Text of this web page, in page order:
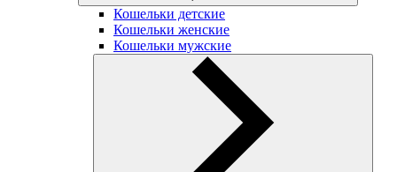
Кошельки детские
Кошельки женские
Кошельки мужские